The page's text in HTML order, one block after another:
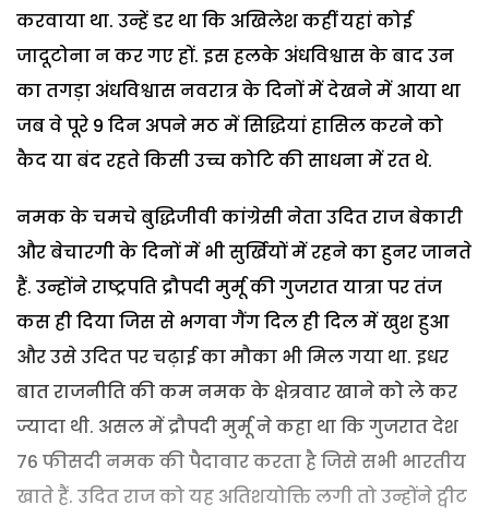
करवाया था. उन्हें डर था कि अखिलेश कहीं यहां कोई
जादूटोना न कर गए हों. इस हलके अंधविश्वास के बाद उन
का तगड़ा अंधविश्वास नवरात्र के दिनों में देखने में आया था
जब वे पूरे 9 दिन अपने मठ में सिद्धियां हासिल करने को
कैद या बंद रहते किसी उच्च कोटि की साधना में रत थे.
नमक के चमचे बुद्धिजीवी कांग्रेसी नेता उदित राज बेकारी
और बेचारगी के दिनों में भी सुर्खियों में रहने का हुनर जानते
हैं. उन्होंने राष्ट्रपति द्रौपदी मुर्मू की गुजरात यात्रा पर तंज
कस ही दिया जिस से भगवा गैंग दिल ही दिल में खुश हुआ
और उसे उदित पर चढ़ाई का मौका भी मिल गया था. इधर
बात राजनीति की कम नमक के क्षेत्रवार खाने को ले कर
ज्यादा थी. असल में द्रौपदी मुर्मू ने कहा था कि गुजरात देश
76 फीसदी नमक की पैदावार करता है जिसे सभी भारतीय
खाते हैं. उदित राज को यह अतिशयोक्ति लगी तो उन्होंने ट्वीट